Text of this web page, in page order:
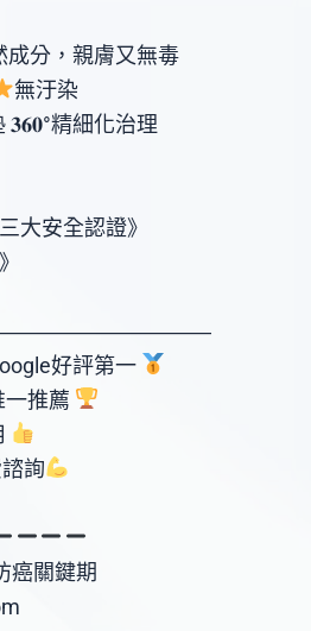
成分，親膚又無毒
無汙染
精細化治理󠀠󠀠󠀠󠀠󠀠󠀠󠀠󠀠󠀠󠀠󠀠󠀠󠀠󠀠󠀠󠀠󠀠󠀠󠀠󠀠
大安全認證》
好評第一
推薦
詢
癌關鍵期